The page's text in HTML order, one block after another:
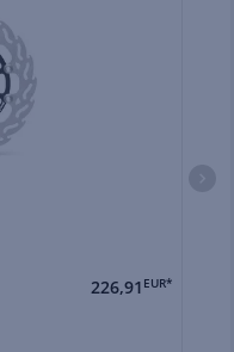
226,91 EUR*